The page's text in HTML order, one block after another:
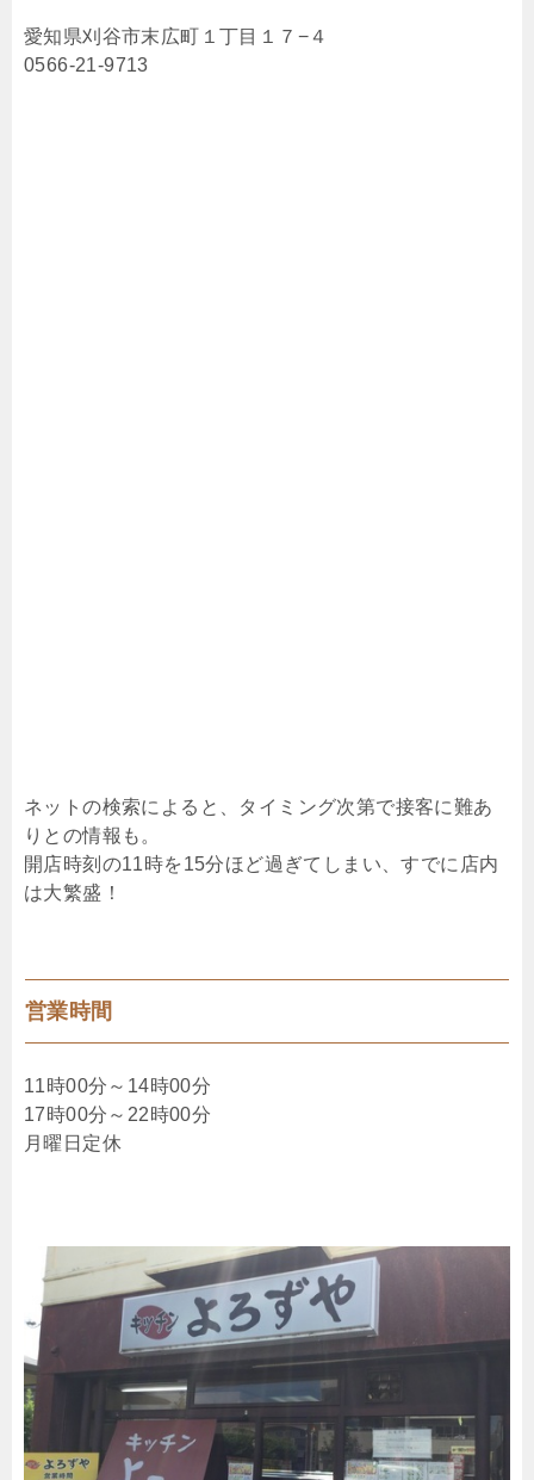
愛知県刈谷市末広町１丁目１７−４
0566-21-9713
ネットの検索によると、タイミング次第で接客に難あ
りとの情報も。
開店時刻の11時を15分ほど過ぎてしまい、すでに店内
は大繁盛！
営業時間
11時00分～14時00分
17時00分～22時00分
月曜日定休